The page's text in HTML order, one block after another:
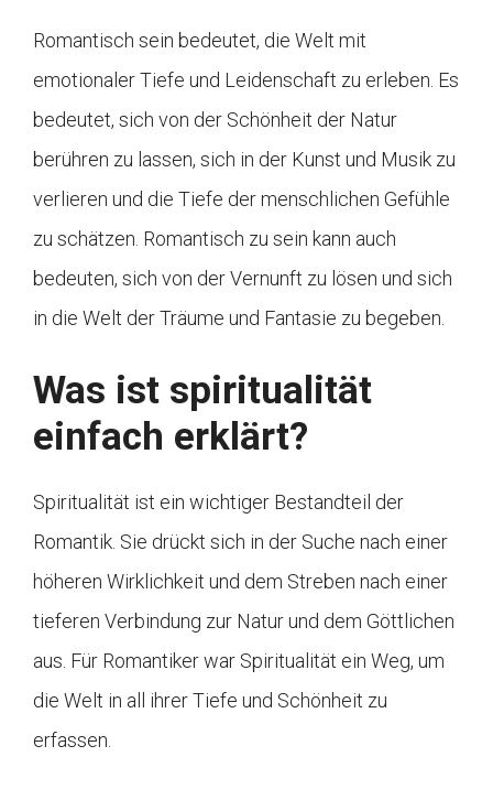
Romantisch sein bedeutet, die Welt mit
emotionaler Tiefe und Leidenschaft zu erleben. Es
bedeutet, sich von der Schönheit der Natur
berühren zu lassen, sich in der Kunst und Musik zu
verlieren und die Tiefe der menschlichen Gefühle
zu schätzen. Romantisch zu sein kann auch
bedeuten, sich von der Vernunft zu lösen und sich
in die Welt der Träume und Fantasie zu begeben.
Was ist spiritualität
einfach erklärt?
Spiritualität ist ein wichtiger Bestandteil der
Romantik. Sie drückt sich in der Suche nach einer
höheren Wirklichkeit und dem Streben nach einer
tieferen Verbindung zur Natur und dem Göttlichen
aus. Für Romantiker war Spiritualität ein Weg, um
die Welt in all ihrer Tiefe und Schönheit zu
erfassen.